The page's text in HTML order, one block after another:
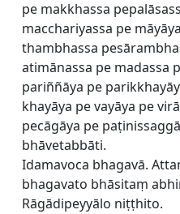
pe makkhassa
macchariyassa pe
thambhassa
atimānassa pe madassa
pariññāya pe
khayāya pe vayāya pe
pecāgāya pe
bhāvetabbāti.
Idamavoca bhagavā.
bhagavato bhāsitaṃ
Rāgādipeyyālo niṭṭhito.